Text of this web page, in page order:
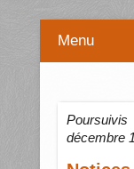
Menu
décembre